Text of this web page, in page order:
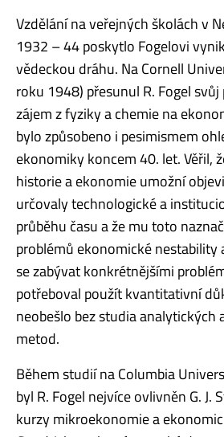
Vzdělání na veřejných školách v
1932 – 44 poskytlo Fogelovi
vědeckou dráhu. Na Cornell
roku 1948) přesunul R. Fogel
zájem z fyziky a chemie na
bylo způsobeno i pesimismem
ekonomiky koncem 40. let. Věřil,
historie a ekonomie umožní
určovaly technologické a
průběhu času a že mu toto
problémů ekonomické nestability
se zabývat konkrétnějšími
potřeboval použít kvantitativní
neobešlo bez studia analytických
metod.
Během studií na Columbia
byl R. Fogel nejvíce ovlivněn G. J.
kurzy mikroekonomie a